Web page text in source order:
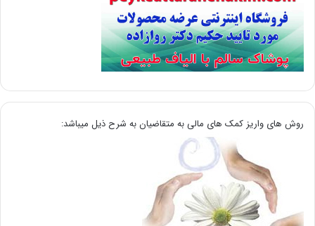
روش های واریز کمک های مالی به متقاضیان به شرح ذیل میباشد: